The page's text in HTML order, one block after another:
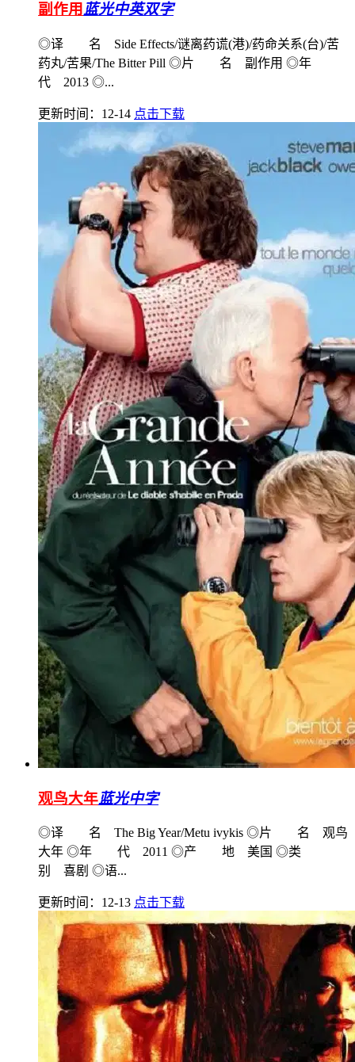
副作用蓝光中英双字
◎译 名 Side Effects/谜离药谎(港)/药命关系(台)/苦
药丸/苦果/The Bitter Pill ◎片 名 副作用 ◎年
代 2013 ◎...
更新时间：12-14 点击下载
观鸟大年蓝光中字
◎译 名 The Big Year/Metu ivykis ◎片 名 观鸟
大年 ◎年 代 2011 ◎产 地 美国 ◎类
别 喜剧 ◎语...
更新时间：12-13 点击下载